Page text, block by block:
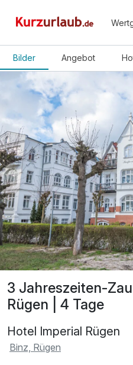
Bilder Angebot
3 Jahreszeiten-
Rügen | 4 Tage
Hotel Imperial Rügen
Binz, Rügen